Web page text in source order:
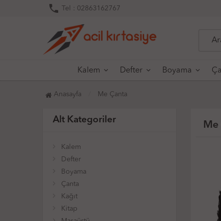
phone Tel : 02863162767
Kalem Defter Boyama
Anasayfa Me Çanta
Alt Kategoriler
Kalem
Defter
Boyama
Çanta
Kağıt
Kitap